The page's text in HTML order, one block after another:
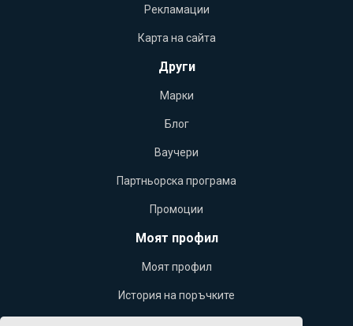
Рекламации
Карта на сайта
Други
Марки
Блог
Ваучери
Партньорска програма
Промоции
Моят профил
Моят профил
История на поръчките